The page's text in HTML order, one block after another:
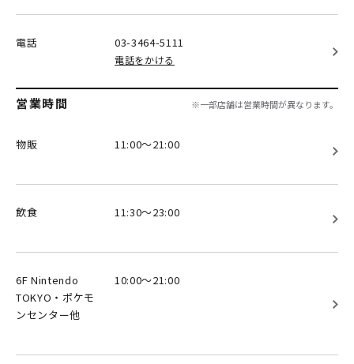
電話 03-3464-5111
電話をかける
営業時間 ※一部店舗は営業時間が異なります。
物販 11:00～21:00
飲食 11:30～23:00
6F Nintendo
TOKYO・ポケモ
ンセンター他
10:00～21:00